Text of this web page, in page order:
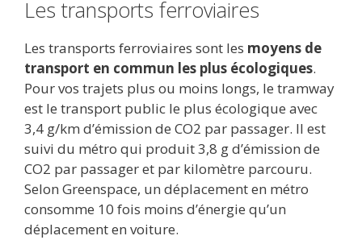
Les transports ferroviaires
Les transports ferroviaires sont les moyens de
transport en commun les plus écologiques.
Pour vos trajets plus ou moins longs, le tramway
est le transport public le plus écologique avec
3,4 g/km d’émission de CO2 par passager. Il est
suivi du métro qui produit 3,8 g d’émission de
CO2 par passager et par kilomètre parcouru.
Selon Greenspace, un déplacement en métro
consomme 10 fois moins d’énergie qu’un
déplacement en voiture.